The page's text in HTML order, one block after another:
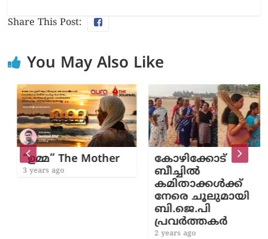
Share This Post:
You May Also Like
“ഉമ്മ” The Mother
3 years ago
കോഴിക്കോട്
ബീച്ചിൽ
കമിതാക്കൾക്ക്
നേരെ ചൂലുമായി
ബി.ജെ.പി
പ്രവർത്തകർ
2 years ago